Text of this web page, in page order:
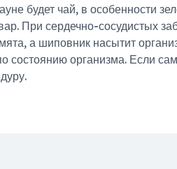
будет чай, в особенности
При сердечно-сосудистых
а шиповник насытит
состоянию организма. Если